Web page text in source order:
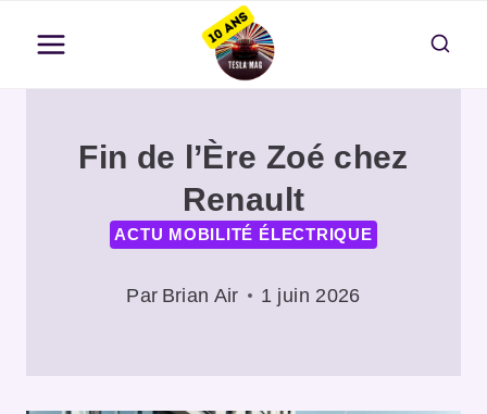
contenu
Fin de l’Ère Zoé chez
Renault
ACTU MOBILITÉ ÉLECTRIQUE
Par Brian Air 1 juin 2026